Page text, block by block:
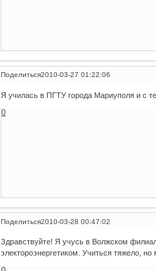
Поделиться2010-03-27 01:22:06
Я училась в ПГТУ города Мариуполя и с
0
Поделиться2010-03-28 00:47:02
Здравствуйте! Я учусь в Волжском
электороэнергетиком. Учиться тяжело, но